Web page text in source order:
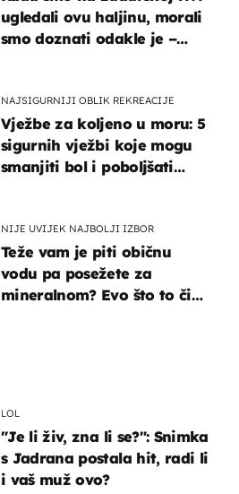
LOL
"Je li živ, zna li se?": Snimka
s Jadrana postala hit, radi li
i vaš muž ovo?
ugledali ovu haljinu, morali
smo doznati odakle je –
NAJSIGURNIJI OBLIK REKREACIJE
Vježbe za koljeno u moru: 5
sigurnih vježbi koje mogu
smanjiti bol i poboljšati
NIJE UVIJEK NAJBOLJI IZBOR
Teže vam je piti običnu
vodu pa posežete za
mineralnom? Evo što to čini